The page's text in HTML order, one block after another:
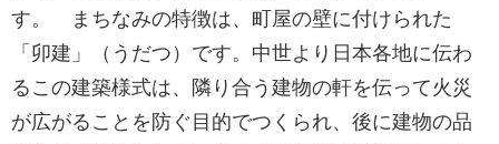
す。 まちなみの特徴は、町屋の壁に付けられた
「卯建」（うだつ）です。中世より日本各地に伝わ
るこの建築様式は、隣り合う建物の軒を伝って火災
が広がることを防ぐ目的でつくられ、後に建物の品